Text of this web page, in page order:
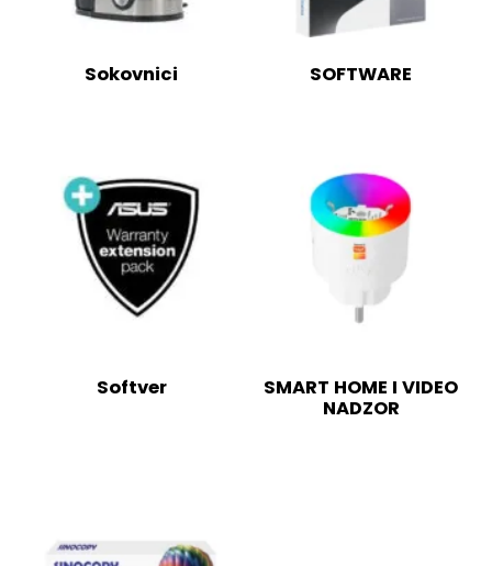
Sokovnici SOFTWARE
Softver
SMART HOME I VIDEO
NADZOR